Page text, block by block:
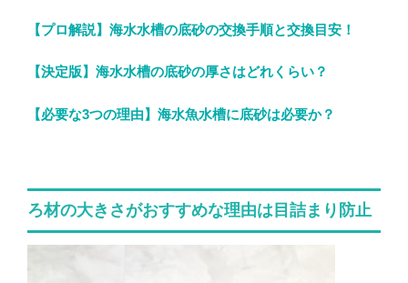
【プロ解説】海水水槽の底砂の交換手順と交換目安！
【決定版】海水水槽の底砂の厚さはどれくらい？
【必要な3つの理由】海水魚水槽に底砂は必要か？
ろ材の大きさがおすすめな理由は目詰まり防止